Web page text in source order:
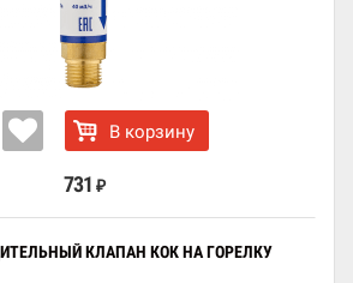
В корзину
731 ₽
КЛАПАН КОК НА ГОРЕЛКУ